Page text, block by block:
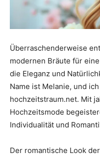
Überraschenderweise
modernen Bräute für eine
die Eleganz und
Name ist Melanie, und
hochzeitstraum.net. Mit
Hochzeitsmode
Individualität und
Der romantische Look